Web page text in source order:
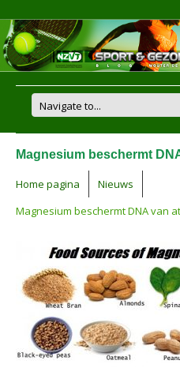
Magnesium beschermt
Home pagina
Nieuws
Magnesium beschermt DNA van